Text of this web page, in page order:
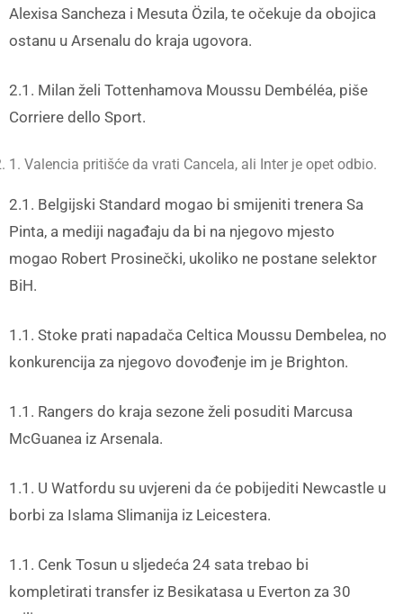
Alexisa Sancheza i Mesuta Özila, te očekuje da obojica
ostanu u Arsenalu do kraja ugovora.
2.1. Milan želi Tottenhamova Moussu Dembéléa, piše
Corriere dello Sport.
1. Valencia pritišće da vrati Cancela, ali Inter je opet odbio.
2.1. Belgijski Standard mogao bi smijeniti trenera Sa
Pinta, a mediji nagađaju da bi na njegovo mjesto
mogao Robert Prosinečki, ukoliko ne postane selektor
BiH.
1.1. Stoke prati napadača Celtica Moussu Dembelea, no
konkurencija za njegovo dovođenje im je Brighton.
1.1. Rangers do kraja sezone želi posuditi Marcusa
McGuanea iz Arsenala.
1.1. U Watfordu su uvjereni da će pobijediti Newcastle u
borbi za Islama Slimanija iz Leicestera.
1.1. Cenk Tosun u sljedeća 24 sata trebao bi
kompletirati transfer iz Besikatasa u Everton za 30